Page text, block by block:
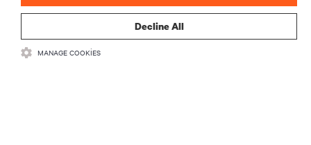
BIZIMLE ILETIŞIME GEÇIN
Decline All
MANAGE COOKIES